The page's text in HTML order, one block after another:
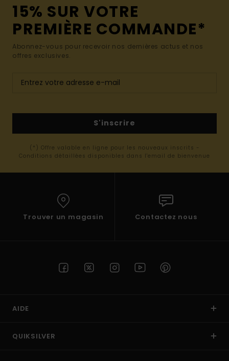
15% SUR VOTRE
PREMIÈRE COMMANDE*
Abonnez-vous pour recevoir nos dernières actus et nos
offres exclusives.
S'inscrire
(*) Offre valable en ligne pour les nouveaux inscrits -
Conditions détaillées disponibles dans l'email de bienvenue
Trouver un magasin Contactez nous
AIDE
QUIKSILVER